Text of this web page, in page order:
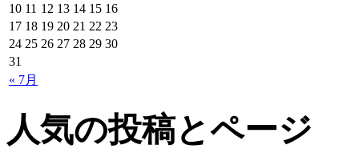
« 7月
10 11 12 13 14 15 16
17 18 19 20 21 22 23
24 25 26 27 28 29 30
31
人気の投稿とページ